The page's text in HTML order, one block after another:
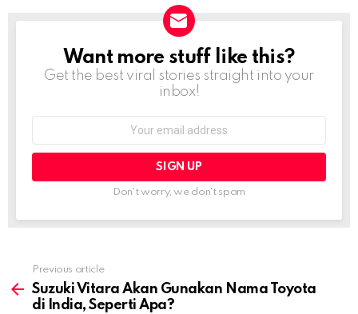
NEWSLETTER
Want more stuff like this?
Get the best viral stories straight into your
inbox!
Don't worry, we don't spam
more
Previous article
Suzuki Vitara Akan Gunakan Nama Toyota
di India, Seperti Apa?